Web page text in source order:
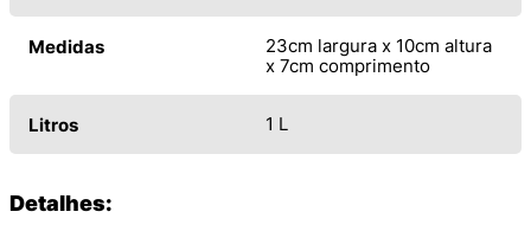
Medidas
23cm largura x 10cm altura
x 7cm comprimento
Litros 1 L
Detalhes: